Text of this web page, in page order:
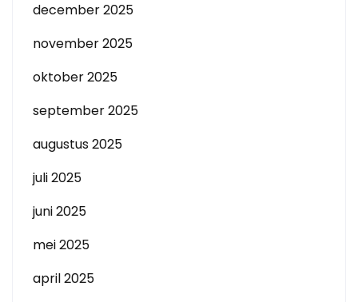
december 2025
november 2025
oktober 2025
september 2025
augustus 2025
juli 2025
juni 2025
mei 2025
april 2025